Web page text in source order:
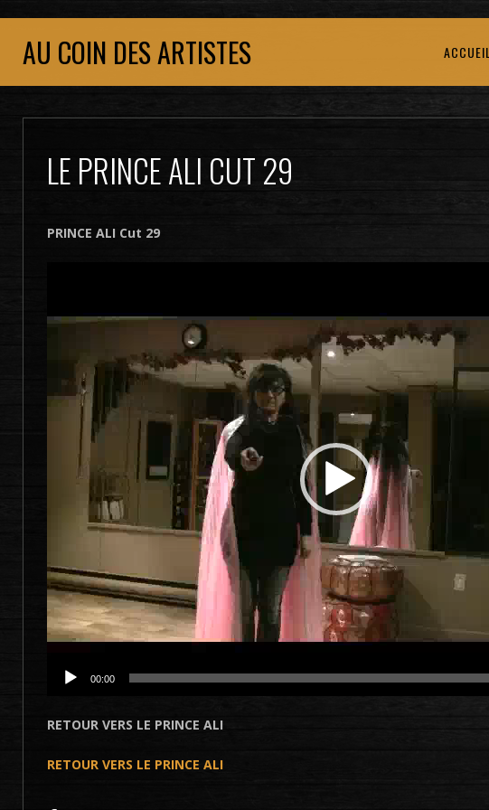
AU COIN DES ARTISTES ACCUEIL
LE PRINCE ALI CUT 29
PRINCE ALI Cut 29
00:00
RETOUR VERS LE PRINCE ALI
RETOUR VERS LE PRINCE ALI